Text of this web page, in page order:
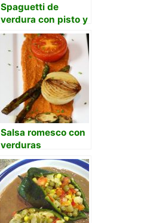
Spaguetti de
verdura con pisto y
carne de ternera.
Salsa romesco con
verduras